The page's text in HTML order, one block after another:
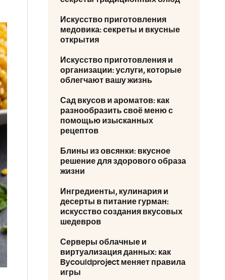
Искусство приготовления
медовика: секреты и вкусные
открытия
Искусство приготовления и
организации: услуги, которые
облегчают вашу жизнь
Сад вкусов и ароматов: как
разнообразить своё меню с
помощью изысканных
рецептов
Блины из овсянки: вкусное
решение для здорового образа
жизни
Ингредиенты, кулинария и
десерты в питание гурман:
искусство создания вкусовых
шедевров
Серверы облачные и
виртуализация данных: как
Bycouldproject меняет правила
игры